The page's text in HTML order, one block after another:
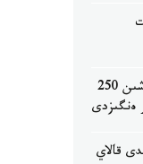
ا ق ش كەيبىر ءوتىنىش بەرۋشىلەر ءۇشىن 250
ەنگىزدى
قالاي